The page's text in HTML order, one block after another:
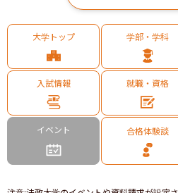
大学トップ 学部・学科
入試情報 就職・資格
イベント 合格体験談